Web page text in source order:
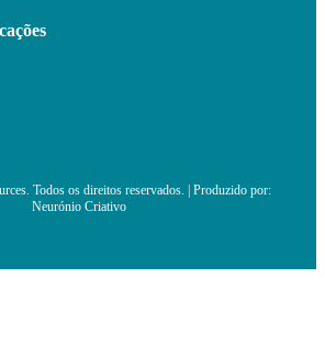
Todos os direitos reservados. | Produzido por:
Neurónio Criativo